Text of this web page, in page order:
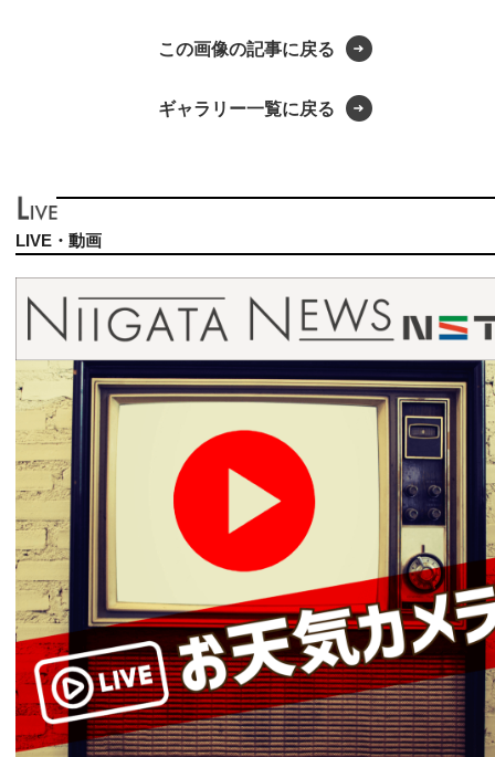
この画像の記事に戻る
ギャラリー一覧に戻る
LIVE・動画